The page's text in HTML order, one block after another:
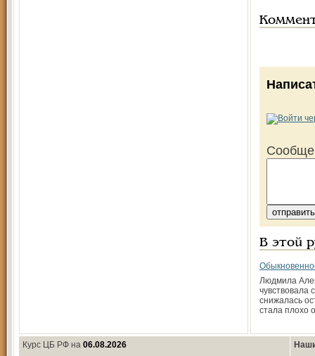
В этой
Людмила
чувствовала
снижалась
стала плохо
Курс ЦБ РФ на 06.08.2026